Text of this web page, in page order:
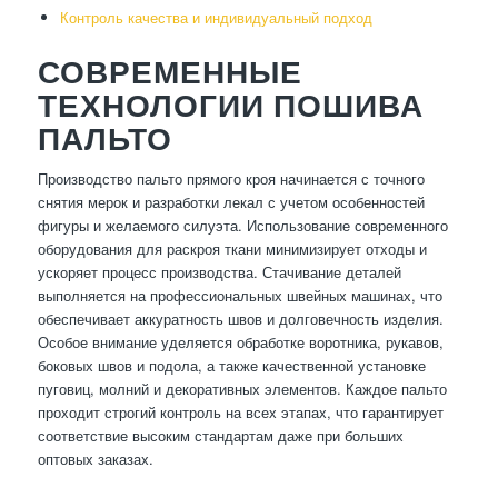
Контроль качества и индивидуальный подход
СОВРЕМЕННЫЕ
ТЕХНОЛОГИИ ПОШИВА
ПАЛЬТО
Производство пальто прямого кроя начинается с точного
снятия мерок и разработки лекал с учетом особенностей
фигуры и желаемого силуэта. Использование современного
оборудования для раскроя ткани минимизирует отходы и
ускоряет процесс производства. Стачивание деталей
выполняется на профессиональных швейных машинах, что
обеспечивает аккуратность швов и долговечность изделия.
Особое внимание уделяется обработке воротника, рукавов,
боковых швов и подола, а также качественной установке
пуговиц, молний и декоративных элементов. Каждое пальто
проходит строгий контроль на всех этапах, что гарантирует
соответствие высоким стандартам даже при больших
оптовых заказах.